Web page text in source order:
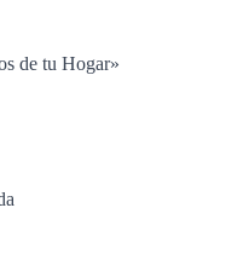
de tu Hogar»